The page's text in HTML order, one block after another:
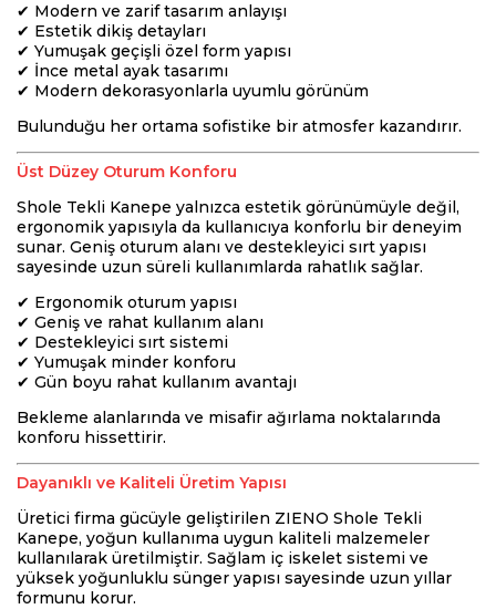
✔ Modern ve zarif tasarım anlayışı
✔ Estetik dikiş detayları
✔ Yumuşak geçişli özel form yapısı
✔ İnce metal ayak tasarımı
✔ Modern dekorasyonlarla uyumlu görünüm
Bulunduğu her ortama sofistike bir atmosfer kazandırır.
Üst Düzey Oturum Konforu
Shole Tekli Kanepe yalnızca estetik görünümüyle değil,
ergonomik yapısıyla da kullanıcıya konforlu bir deneyim
sunar. Geniş oturum alanı ve destekleyici sırt yapısı
sayesinde uzun süreli kullanımlarda rahatlık sağlar.
✔ Ergonomik oturum yapısı
✔ Geniş ve rahat kullanım alanı
✔ Destekleyici sırt sistemi
✔ Yumuşak minder konforu
✔ Gün boyu rahat kullanım avantajı
Bekleme alanlarında ve misafir ağırlama noktalarında
konforu hissettirir.
Dayanıklı ve Kaliteli Üretim Yapısı
Üretici firma gücüyle geliştirilen ZIENO Shole Tekli
Kanepe, yoğun kullanıma uygun kaliteli malzemeler
kullanılarak üretilmiştir. Sağlam iç iskelet sistemi ve
yüksek yoğunluklu sünger yapısı sayesinde uzun yıllar
formunu korur.